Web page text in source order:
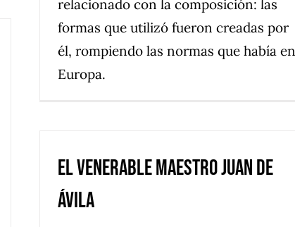
relacionado con la composición: las
formas que utilizó fueron creadas por
él, rompiendo las normas que había en
Europa.
El venerable Maestro Juan de
Ávila